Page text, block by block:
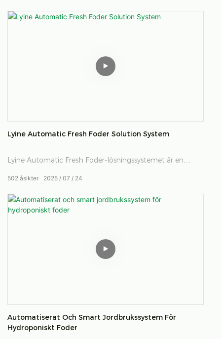
är konstruerat för att minska manuellt arbete och
Lyine Automatic Fresh Foder Solution System
Lyine Automatic Fresh Foder-lösningssystemet är en
arbetskraft.
2025 07 24
502 åsikter
Automatiserat Och Smart Jordbrukssystem För
Hydroponiskt Foder